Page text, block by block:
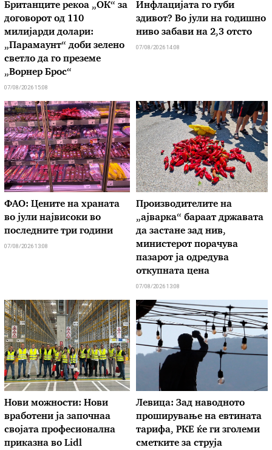
Британците рекоа „ОК“ за
договорот од 110
милијарди долари:
„Парамаунт“ доби зелено
светло да го преземе
„Ворнер Брос“
07/08/2026 15:08
Инфлацијата го губи
здивот? Во јули на годишно
ниво забави на 2,3 отсто
07/08/2026 14:08
ФАО: Цените на храната
во јули највисоки во
последните три години
07/08/2026 13:08
Производителите на
„ајварка“ бараат државата
да застане зад нив,
министерот порачува
пазарот ја одредува
откупната цена
07/08/2026 13:08
Нови можности: Нови
вработени ја започнаа
својата професионална
приказна во Lidl
Левица: Зад наводното
проширување на евтината
тарифа, РКЕ ќе ги зголеми
сметките за струја